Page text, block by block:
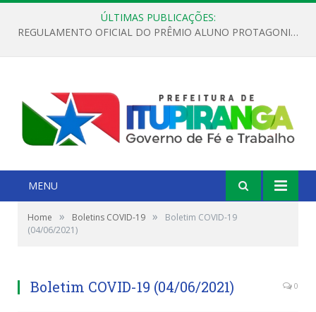
ÚLTIMAS PUBLICAÇÕES:
REGULAMENTO OFICIAL DO PRÊMIO ALUNO PROTAGONISTA – EDIÇÃO 2026
MENU
Home » Boletins COVID-19 »
Boletim COVID-19
(04/06/2021)
Boletim COVID-19 (04/06/2021) 0